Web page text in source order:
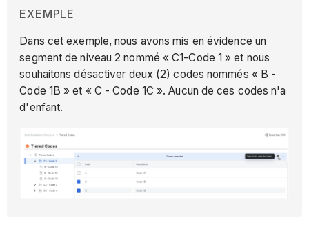
EXEMPLE
Dans cet exemple, nous avons mis en évidence un
segment de niveau 2 nommé « C1-Code 1 » et nous
souhaitons désactiver deux (2) codes nommés « B -
Code 1B » et « C - Code 1C ». Aucun de ces codes n'a
d'enfant.